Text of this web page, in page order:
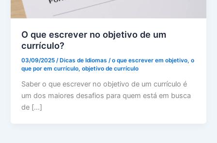
O que escrever no objetivo de um
currículo?
03/09/2025 /Dicas de Idiomas /o que escrever em objetivo,o
que por em currículo,objetivo de currículo
Saber o que escrever no objetivo de um currículo é
um dos maiores desafios para quem está em busca
de […]